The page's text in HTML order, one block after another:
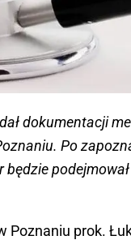
dokumentacji
Po
Poznaniu prok.